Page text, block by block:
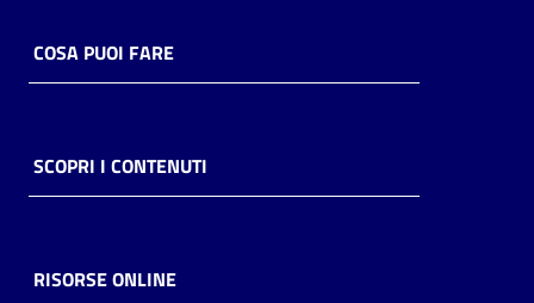
Archivio
Decentrate
COSA PUOI FARE
SCOPRI I CONTENUTI
RISORSE ONLINE